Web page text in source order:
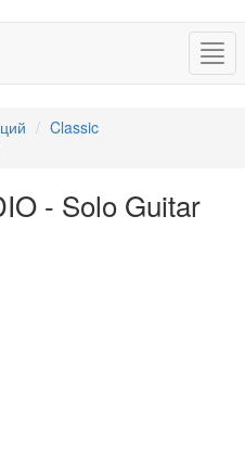
Classic
- Solo Guitar